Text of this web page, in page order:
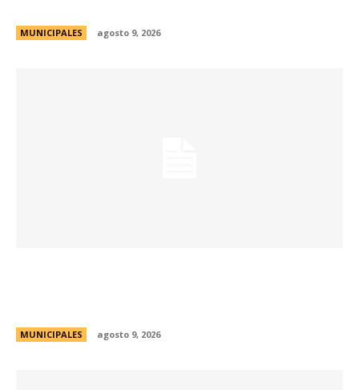
MUNICIPALES agosto 9, 2026
MUNICIPALES agosto 9, 2026